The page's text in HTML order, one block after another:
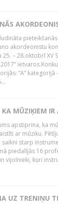
akordeonistu
25. – 28.oktobrī
“A” kategorijā
MŪZIĶIEM IR
apstiprina, ka
ar mūziku.
starp
piedalījās 16
vijolnieki, kuri
UZ TRENIŅU